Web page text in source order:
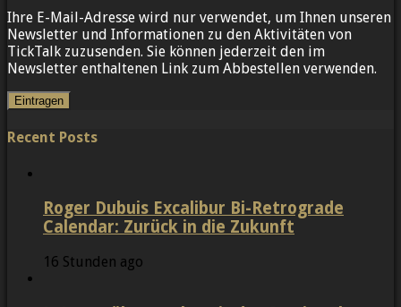
Ihre E-Mail-Adresse wird nur verwendet, um Ihnen unseren
Newsletter und Informationen zu den Aktivitäten von
TickTalk zuzusenden. Sie können jederzeit den im
Newsletter enthaltenen Link zum Abbestellen verwenden.
Recent Posts
Roger Dubuis Excalibur Bi-Retrograde
Calendar: Zurück in die Zukunft
16 Stunden ago